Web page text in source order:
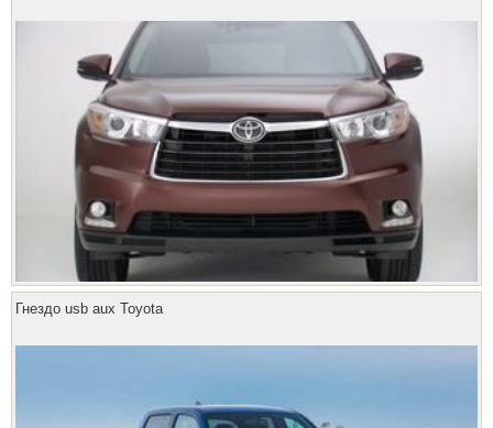
Гнездо usb aux Toyota